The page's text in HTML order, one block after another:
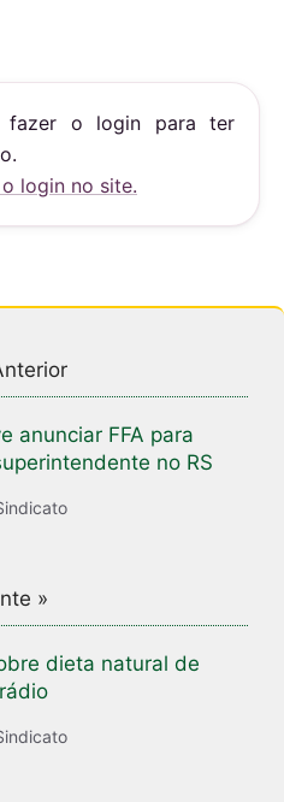
fazer o login para ter
login no site.
anunciar FFA para
no RS
»
dieta natural de